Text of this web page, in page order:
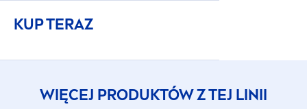
KUP TERAZ
WIĘCEJ PRODUKTÓW Z TEJ LINII